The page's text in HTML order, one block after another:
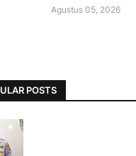
Agustus 05, 2026
POSTS